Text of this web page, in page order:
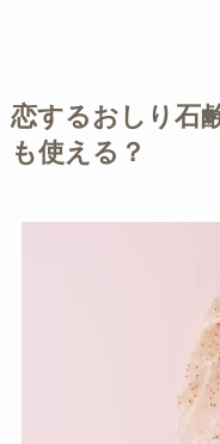
恋するおしり石
も使える？